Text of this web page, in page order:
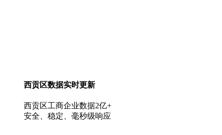
西贡区数据实时更新
西贡区工商企业数据2亿+
安全、稳定、毫秒级响应